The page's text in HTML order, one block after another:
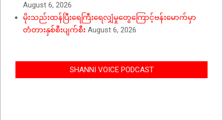
August 6, 2026
မိုးသည်းထန်ပြီးရေကြီးရေလျှံမှုတွေကြောင့်ဗန်းမောက်မှာ
တံတားနှစ်စီးပျက်စီး August 6, 2026
SHANNI VOICE PODCAST